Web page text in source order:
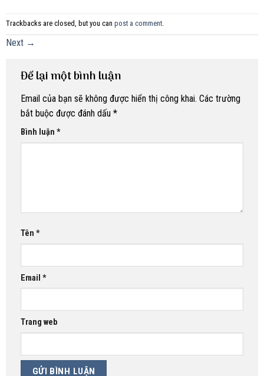
Trackbacks are closed, but you can post a comment.
Next →
Để lại một bình luận
Email của bạn sẽ không được hiển thị công khai. Các trường
bắt buộc được đánh dấu *
Bình luận *
Tên *
Email *
Trang web